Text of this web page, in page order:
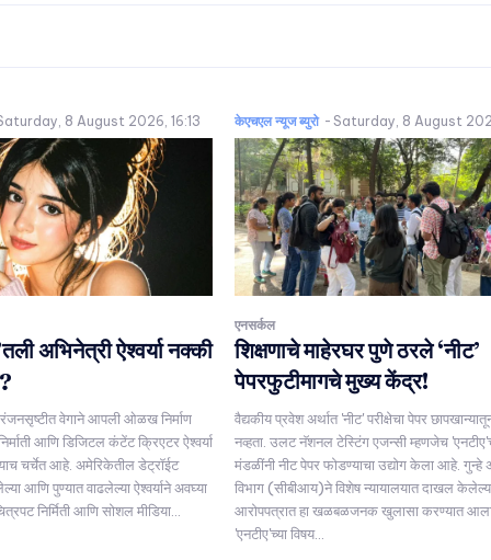
8 August 2026, 16:13
अभिनेत्री ऐश्वर्या नक्की
वेगाने आपली ओळख निर्माण
आणि डिजिटल कंटेंट क्रिएटर ऐश्वर्या
चर्चेत आहे. अमेरिकेतील डेट्रॉईट
आणि पुण्यात वाढलेल्या ऐश्वर्याने अवघ्या
निर्मिती आणि सोशल मीडिया...
केएचएल न्यूज ब्युरो - Saturday, 8 August
एनसर्कल
शिक्षणाचे माहेरघर पुणे ठरले ‘नीट’
पेपरफुटीमागचे मुख्य केंद्र!
वैद्यकीय प्रवेश अर्थात 'नीट' परीक्षेचा पेपर
नव्हता. उलट नॅशनल टेस्टिंग एजन्सी म्हणजेच
मंडळींनी नीट पेपर फोडण्याचा उद्योग केला आहे. गुन्हे
विभाग (सीबीआय)ने विशेष न्यायालयात दाखल
आरोपपत्रात हा खळबळजनक खुलासा करण्यात
'एनटीए'च्या विषय...